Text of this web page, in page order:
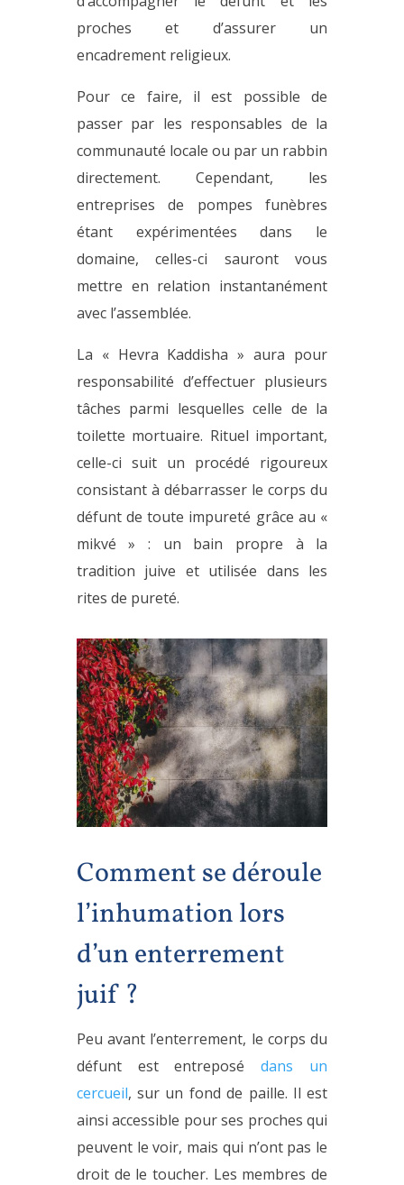
proches et d’assurer un
encadrement religieux.
Pour ce faire, il est possible de
passer par les responsables de la
communauté locale ou par un rabbin
directement. Cependant, les
entreprises de pompes funèbres
étant expérimentées dans le
domaine, celles-ci sauront vous
mettre en relation instantanément
avec l’assemblée.
La « Hevra Kaddisha » aura pour
responsabilité d’effectuer plusieurs
tâches parmi lesquelles celle de la
toilette mortuaire. Rituel important,
celle-ci suit un procédé rigoureux
consistant à débarrasser le corps du
défunt de toute impureté grâce au «
mikvé » : un bain propre à la
tradition juive et utilisée dans les
rites de pureté.
Comment se déroule
l’inhumation lors
d’un enterrement
juif ?
Peu avant l’enterrement, le corps du
défunt est entreposédans un
cercueil, sur un fond de paille. Il est
ainsi accessible pour ses proches qui
peuvent le voir, mais qui n’ont pas le
droit de le toucher. Les membres de